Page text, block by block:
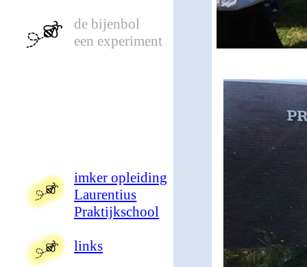
de bijenbol
een experiment
imker opleiding
Laurentius
Praktijkschool
links